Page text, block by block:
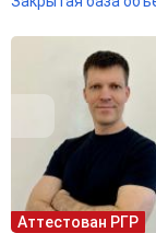
Аттестован РГР